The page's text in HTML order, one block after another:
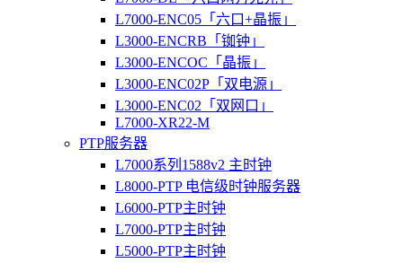
L7000-ENC05「六口+晶振」
L3000-ENCRB「铷钟」
L3000-ENCOC「晶振」
L3000-ENC02P「双电源」
L3000-ENC02「双网口」
L7000-XR22-M
PTP服务器
L7000系列1588v2 主时钟
L8000-PTP 电信级时钟服务器
L6000-PTP主时钟
L7000-PTP主时钟
L5000-PTP主时钟